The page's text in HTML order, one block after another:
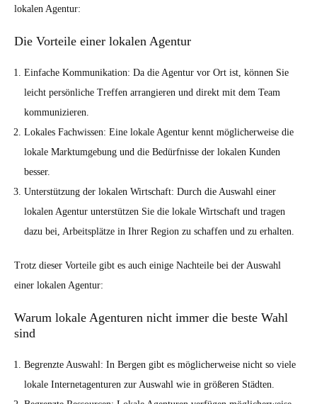
lokalen Agentur:
Die Vorteile einer lokalen Agentur
Einfache Kommunikation: Da die Agentur vor Ort ist, können Sie
leicht persönliche Treffen arrangieren und direkt mit dem Team
kommunizieren.
Lokales Fachwissen: Eine lokale Agentur kennt möglicherweise die
lokale Marktumgebung und die Bedürfnisse der lokalen Kunden
besser.
Unterstützung der lokalen Wirtschaft: Durch die Auswahl einer
lokalen Agentur unterstützen Sie die lokale Wirtschaft und tragen
dazu bei, Arbeitsplätze in Ihrer Region zu schaffen und zu erhalten.
Trotz dieser Vorteile gibt es auch einige Nachteile bei der Auswahl
einer lokalen Agentur:
Warum lokale Agenturen nicht immer die beste Wahl
sind
Begrenzte Auswahl: In Bergen gibt es möglicherweise nicht so viele
lokale Internetagenturen zur Auswahl wie in größeren Städten.